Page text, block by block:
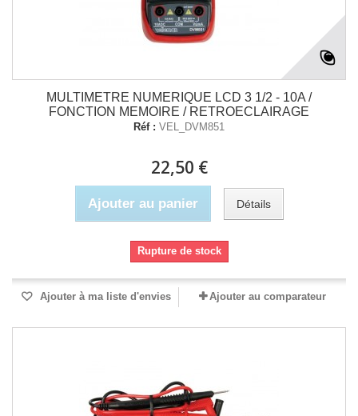
MULTIMETRE NUMERIQUE LCD 3 1/2 - 10A /
FONCTION MEMOIRE / RETROECLAIRAGE
Réf : VEL_DVM851
22,50 €
Ajouter au panier Détails
Rupture de stock
Ajouter à ma liste d'envies Ajouter au comparateur